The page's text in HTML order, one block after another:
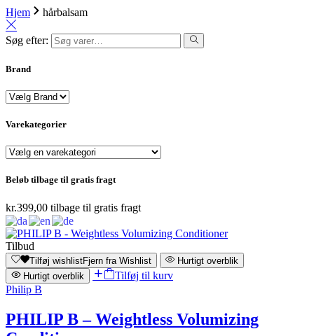
Hjem hårbalsam
Søg efter:
Brand
Varekategorier
Beløb tilbage til gratis fragt
kr.399,00 tilbage til gratis fragt
Tilbud
Tilføj wishlistFjern fra Wishlist
Hurtigt overblik
Hurtigt overblik
Tilføj til kurv
Philip B
PHILIP B – Weightless Volumizing